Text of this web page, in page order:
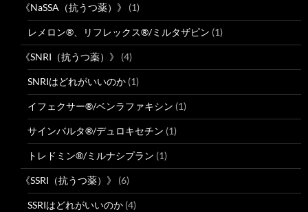
《NaSSA（抗うつ薬）》 (1)
レメロン®、リフレックス®/ミルタザピン (1)
《SNRI（抗うつ薬）》 (4)
SNRIはどれがいいのか (1)
イフェクサー®/ベンラファキシン (1)
サインバルタ®/デュロキセチン (1)
トレドミン®/ミルナシプラン (1)
《SSRI（抗うつ薬）》 (6)
SSRIはどれがいいのか (4)